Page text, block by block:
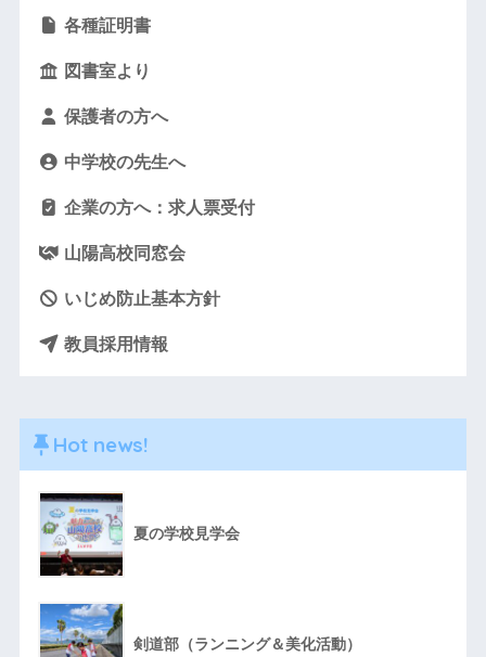
各種証明書
図書室より
保護者の方へ
中学校の先生へ
企業の方へ：求人票受付
山陽高校同窓会
いじめ防止基本方針
教員採用情報
Hot news!
夏の学校見学会
剣道部（ランニング＆美化活動）